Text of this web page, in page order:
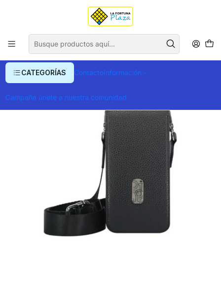
CATEGORÍAS ContactoInformación
Campaña únete a nuestra comunidad
Envío gratis para compras superiores a $ 400.000
Billeteras y Monederos Billeteras Porta Celular Genova